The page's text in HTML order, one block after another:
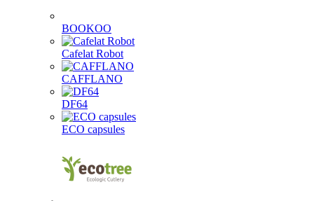
BOOKOO
Cafelat Robot
CAFFLANO
DF64
ECO capsules